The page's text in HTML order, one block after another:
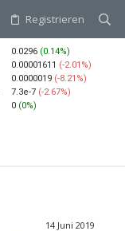
Registrieren
0.0296 (0.14%)
0.00001611 (-2.01%)
0.0000019 (-8.21%)
7.3e-7 (-2.67%)
0 (0%)
14 Juni 2019